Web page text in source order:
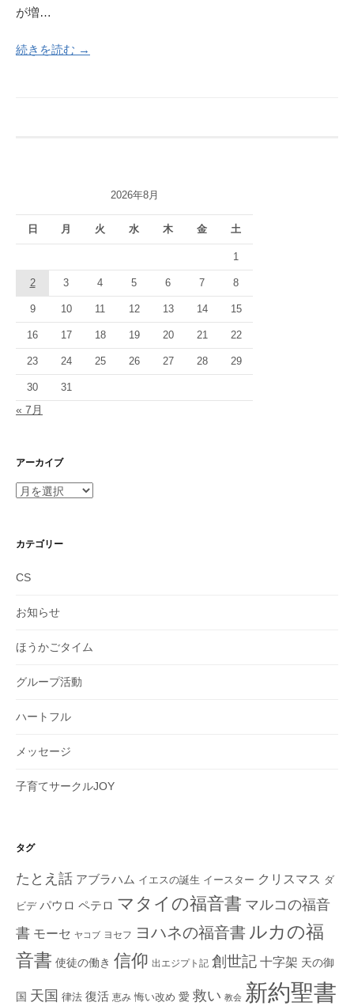
が増…
続きを読む →
2026年8月
日 月 火 水 木 金 土
1
2 3 4 5 6 7 8
9 10 11 12 13 14 15
16 17 18 19 20 21 22
23 24 25 26 27 28 29
30 31
« 7月
アーカイブ
ア
イ
カテゴリー
CS
お知らせ
ほうかごタイム
グループ活動
ハートフル
メッセージ
子育てサークルJOY
タグ
たとえ話 アブラハム イエスの誕生 イースター クリスマス ダ
ビデ パウロ ペテロ マタイの福音書 マルコの福音
書 モーセ ヤコブ ヨセフ ヨハネの福音書 ルカの福
音書 使徒の働き 信仰 出エジプト記 創世記 十字架 天の御
国 天国 律法 復活 恵み 悔い改め 愛 救い 教会 新約聖書